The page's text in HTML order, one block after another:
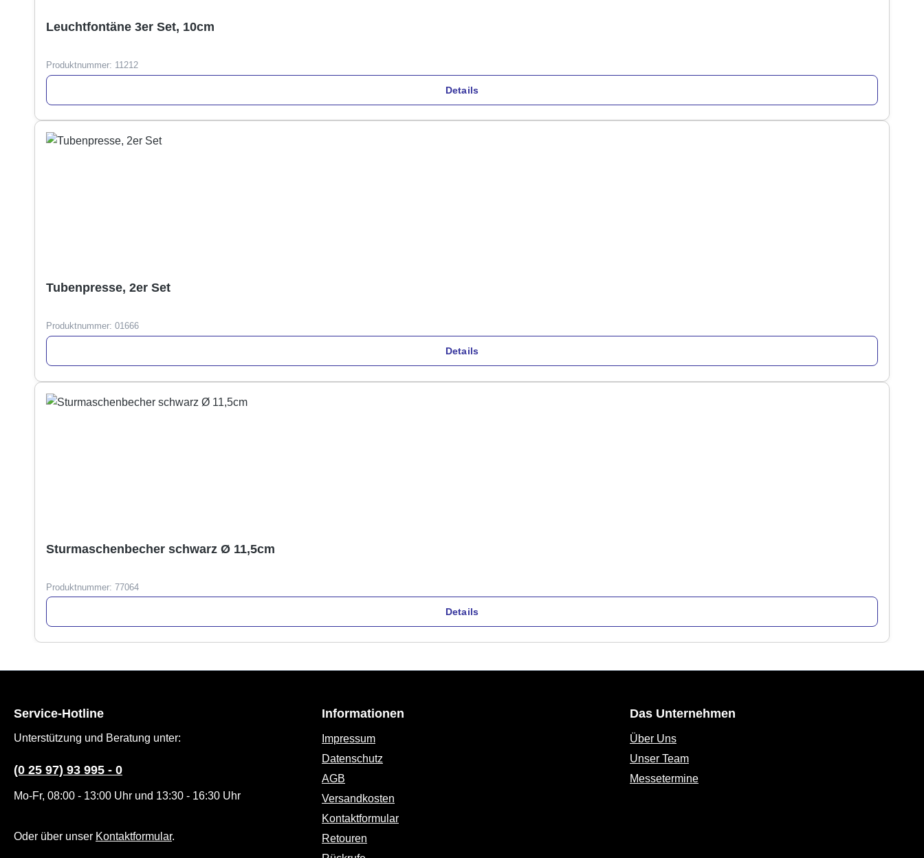
Leuchtfontäne 3er Set, 10cm
Produktnummer: 11212
Details
Tubenpresse, 2er Set
Produktnummer: 01666
Details
Sturmaschenbecher schwarz Ø 11,5cm
Produktnummer: 77064
Details
Service-Hotline
Unterstützung und Beratung unter:
(0 25 97) 93 995 - 0
Mo-Fr, 08:00 - 13:00 Uhr und 13:30 - 16:30 Uhr
Oder über unser Kontaktformular.
Informationen
Impressum
Datenschutz
AGB
Versandkosten
Kontaktformular
Retouren
Das Unternehmen
Über Uns
Unser Team
Messetermine